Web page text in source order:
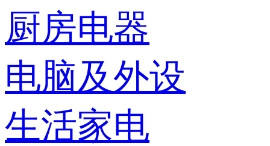
厨房电器
电脑及外设
生活家电